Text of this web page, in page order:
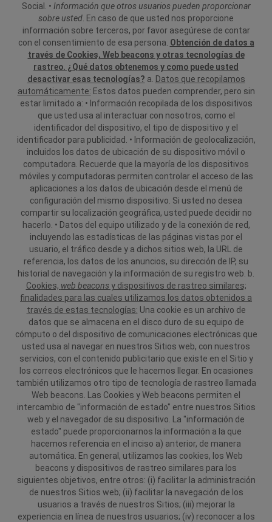
Social. • Información que otros usuarios pueden proporcionar
sobre usted . En caso de que usted nos proporcione
información sobre terceros, por favor asegúrese de contar
con el consentimiento de esa persona. Obtención de datos a
través de Cookies, Web beacons y otras tecnologías de
rastreo. ¿Qué datos obtenemos y como puede usted
desactivar esas tecnologías? a. Datos que recopilamos
automáticamente: Estos datos pueden comprender, pero sin
estar limitado a: • Información recopilada de los dispositivos
que usted usa al interactuar con nosotros, como el
identificador del dispositivo, el tipo de dispositivo y el
identificador para publicidad. • Información de geolocalización,
incluidos los datos de ubicación de su dispositivo móvil o
computadora. Recuerde que la mayoría de los dispositivos
móviles y computadoras permiten controlar el acceso de las
aplicaciones a los datos de ubicación desde el menú de
configuración del mismo dispositivo. Si usted no desea
compartir su localización geográfica, usted puede decidir no
hacerlo. • Datos del equipo utilizado y de la conexión de red,
incluyendo las estadísticas de las páginas vistas por el
usuario, el tráfico desde y a dichos sitios web, la URL de
referencia, los datos de los anuncios, su dirección de IP, su
historial de navegación y la información de su registro web. b.
Cookies, web beacons y dispositivos de rastreo similares;
finalidades para las cuales utilizamos los datos obtenidos a
través de estas tecnologías: Una cookie es un archivo de
datos que se almacena en el disco duro de su equipo de
cómputo o del dispositivo de comunicaciones electrónicas que
usted usa al navegar en nuestros Sitios web, con nuestros
servicios, con el contenido publicitario que existe en el Sitio y
los correos electrónicos que le hacemos llegar. En ocasiones
también utilizamos otro tipo de tecnología de rastreo llamada
Web beacons. Las Cookies y Web beacons permiten el
intercambio de "información de estado" entre nuestros Sitios
web y el navegador de su dispositivo. La "información de
estado" puede proporcionarnos la información a la que
hacemos referencia en el inciso a) anterior, de manera
automática. En general, utilizamos las cookies, los Web
beacons y dispositivos de rastreo similares para los
siguientes objetivos, entre otros: (i) facilitar la administración
de nuestros Sitios web; (ii) facilitar la navegación de los
usuarios a través de nuestros Sitios; (iii) mejorar la
experiencia en línea de nuestros usuarios; (iv) reconocer a los